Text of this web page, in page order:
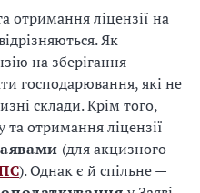
отримання ліцензії на
Як
на зберігання
господарювання, які не
склади. Крім того,
та отримання ліцензії
(для акцизного
). Однак є й спільне —